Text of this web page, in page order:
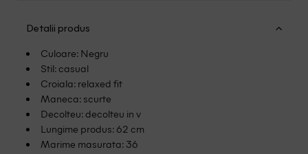
Detalii produs
Culoare: Negru
Stil: casual
Croiala: relaxed fit
Maneca: scurte
Decolteu: decolteu in v
Lungime produs: 62 cm
Marime masurata: 36